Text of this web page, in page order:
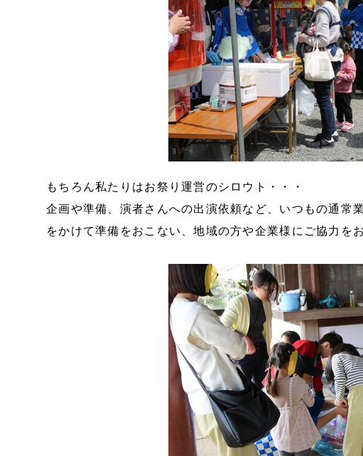
もちろん私たりはお祭り運営のシロウト・・・
企画や準備、演者さんへの出演依頼など、いつもの通常
をかけて準備をおこない、地域の方や企業様にご協力を